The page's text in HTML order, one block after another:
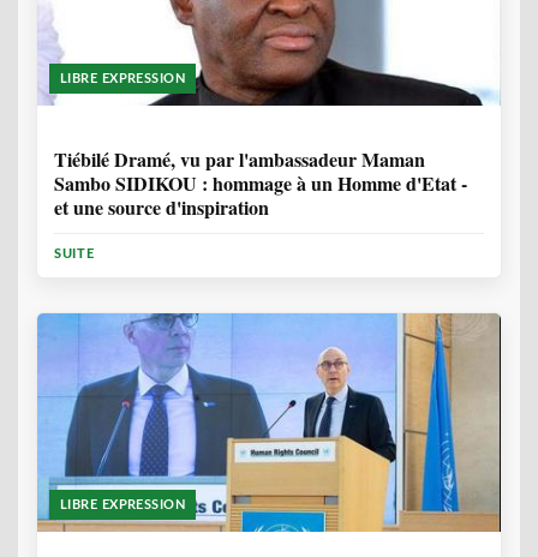
LIBRE EXPRESSION
Tiébilé Dramé, vu par l'ambassadeur Maman
Sambo SIDIKOU : hommage à un Homme d'Etat -
et une source d'inspiration
SUITE
LIBRE EXPRESSION